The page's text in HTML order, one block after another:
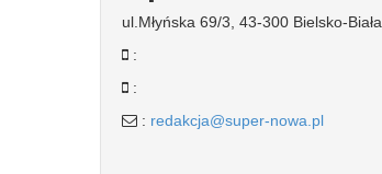
ul.Młyńska 69/3, 43-300 Bielsko-Biała
:
:
: redakcja@super-nowa.pl